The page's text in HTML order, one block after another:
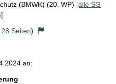
(BMWK) (20. WP) [alle SG
Seiten)
an: